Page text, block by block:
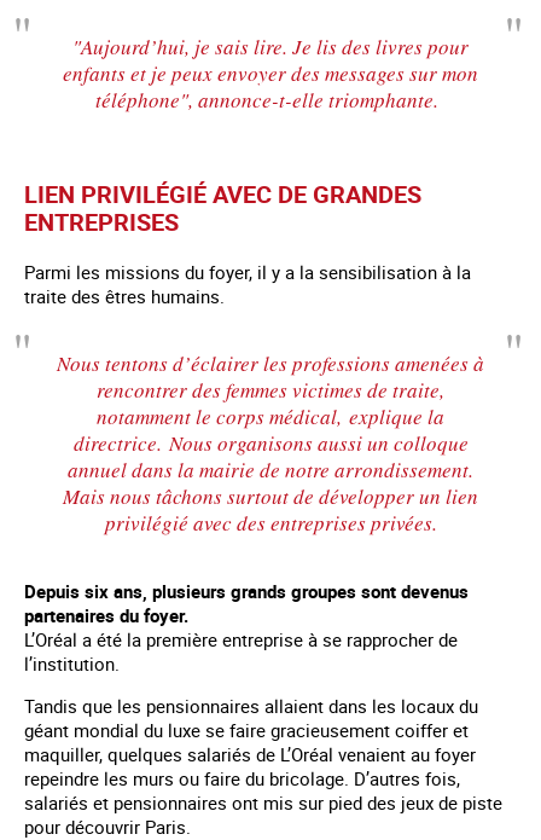
"Aujourd’hui, je sais lire. Je lis des livres pour
enfants et je peux envoyer des messages sur mon
téléphone", annonce-t-elle triomphante.
LIEN PRIVILÉGIÉ AVEC DE GRANDES
ENTREPRISES
Parmi les missions du foyer, il y a la sensibilisation à la
traite des êtres humains.
Nous tentons d’éclairer les professions amenées à
rencontrer des femmes victimes de traite,
notamment le corps médical, explique la
directrice. Nous organisons aussi un colloque
annuel dans la mairie de notre arrondissement.
Mais nous tâchons surtout de développer un lien
privilégié avec des entreprises privées.
Depuis six ans, plusieurs grands groupes sont devenus
partenaires du foyer.
L’Oréal a été la première entreprise à se rapprocher de
l’institution.
Tandis que les pensionnaires allaient dans les locaux du
géant mondial du luxe se faire gracieusement coiffer et
maquiller, quelques salariés de L’Oréal venaient au foyer
repeindre les murs ou faire du bricolage. D’autres fois,
salariés et pensionnaires ont mis sur pied des jeux de piste
pour découvrir Paris.